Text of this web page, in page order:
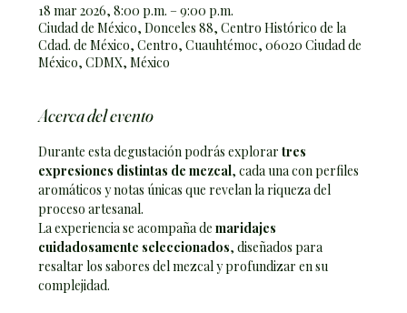
18 mar 2026, 8:00 p.m. – 9:00 p.m.
Ciudad de México, Donceles 88, Centro Histórico de la
Cdad. de México, Centro, Cuauhtémoc, 06020 Ciudad de
México, CDMX, México
Acerca del evento
Durante esta degustación podrás explorar tres
expresiones distintas de mezcal, cada una con perfiles
aromáticos y notas únicas que revelan la riqueza del
proceso artesanal.
La experiencia se acompaña de maridajes
cuidadosamente seleccionados, diseñados para
resaltar los sabores del mezcal y profundizar en su
complejidad.